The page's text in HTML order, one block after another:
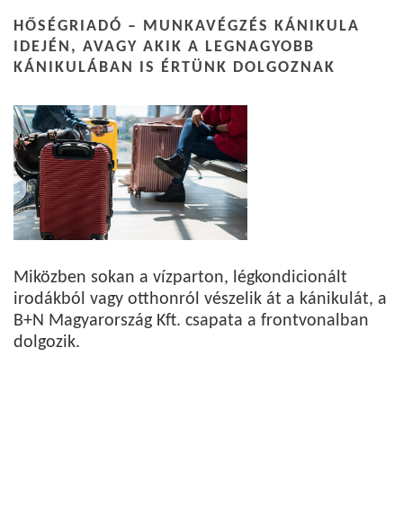
HŐSÉGRIADÓ – MUNKAVÉGZÉS KÁNIKULA
IDEJÉN, AVAGY AKIK A LEGNAGYOBB
KÁNIKULÁBAN IS ÉRTÜNK DOLGOZNAK
Miközben sokan a vízparton, légkondicionált
irodákból vagy otthonról vészelik át a kánikulát, a
B+N Magyarország Kft. csapata a frontvonalban
dolgozik.